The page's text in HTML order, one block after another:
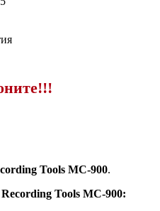
Tools MC-900.
Tools MC-900: